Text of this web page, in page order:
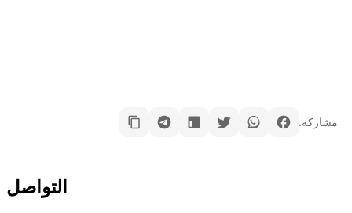
مشاركة:
التواصل